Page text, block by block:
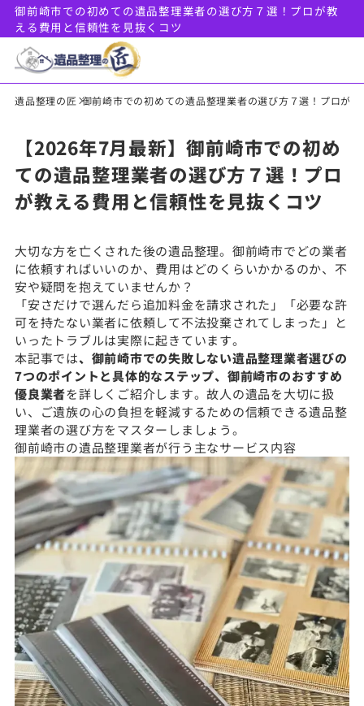
御前崎市での初めての遺品整理業者の選び方７選！プロが教
える費用と信頼性を見抜くコツ
遺品整理の匠 御前崎市での初めての遺品整理業者の選び方７選！プロが
【2026年7月最新】御前崎市での初め
ての遺品整理業者の選び方７選！プロ
が教える費用と信頼性を見抜くコツ
大切な方を亡くされた後の遺品整理。御前崎市でどの業者
に依頼すればいいのか、費用はどのくらいかかるのか、不
安や疑問を抱えていませんか？
「安さだけで選んだら追加料金を請求された」「必要な許
可を持たない業者に依頼して不法投棄されてしまった」と
いったトラブルは実際に起きています。
本記事では、御前崎市での失敗しない遺品整理業者選びの
7つのポイントと具体的なステップ、御前崎市のおすすめ
優良業者を詳しくご紹介します。故人の遺品を大切に扱
い、ご遺族の心の負担を軽減するための信頼できる遺品整
理業者の選び方をマスターしましょう。
御前崎市の遺品整理業者が行う主なサービス内容